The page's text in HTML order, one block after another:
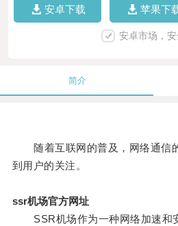
安卓下载 苹果下
安卓市场，
简介
随着互联网的普及，网络通信
到用户的关注。
ssr机场官方网址
SSR机场作为一种网络加速和